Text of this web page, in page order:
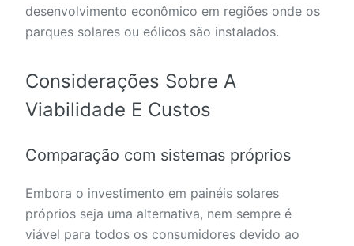
desenvolvimento econômico em regiões onde os
parques solares ou eólicos são instalados.
Considerações Sobre A
Viabilidade E Custos
Comparação com sistemas próprios
Embora o investimento em painéis solares
próprios seja uma alternativa, nem sempre é
viável para todos os consumidores devido ao